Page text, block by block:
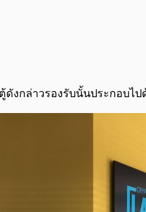
งกล่าวรองรับนั้นประกอบไป